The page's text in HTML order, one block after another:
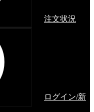
注文状況
ログイン/新